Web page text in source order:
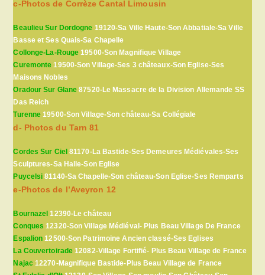
c-Photos de Corrèze Cantal Limousin
Beaulieu Sur Dordogne 19120-Sa Ville Haute-Son Abbatiale-Sa Ville
Basse et Ses Quais-Sa Chapelle
Collonge-La-Rouge 19500-Son Magnifique Village
Curemonte 19500-Son Village-Ses 3 châteaux-Son Eglise-Ses
Maisons Nobles
Oradour Sur Glane 87520-Le Massacre de la Division Allemande SS
Das Reich
Turenne 19500-Son Village-Son château-Sa Collégiale
d- Photos du Tarn 81
Cordes Sur Ciel81170-La Bastide-Ses Demeures Médiévales-Ses
Sculptures-Sa Halle-Son Eglise
Puycelsi 81140-Sa Chapelle-Son château-Son Eglise-Ses Remparts
e-Photos de l’Aveyron 12
Bournazel 12390-Le château
Conques 12320-Son Village Médiéval- Plus Beau Village De France
Espalion 12500-Son Patrimoine Ancien classé-Ses Eglises
La Couvertoirade 12082-Village Fortifié- Plus Beau Village de France
Najac12270-Magnifique Bastide-Plus Beau Village de France